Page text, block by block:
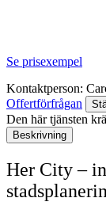
Se prisexempel
Kontaktperson:
Offertförfrågan
Den här tjänsten
Beskrivning
Her City –